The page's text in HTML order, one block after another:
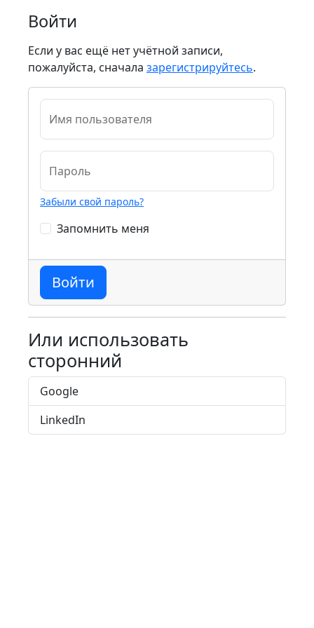
Войти
Если у вас ещё нет учётной записи,
пожалуйста, сначала зарегистрируйтесь.
Имя пользователя
Пароль
Забыли свой пароль?
Запомнить меня
Войти
Или использовать
сторонний
Google
LinkedIn